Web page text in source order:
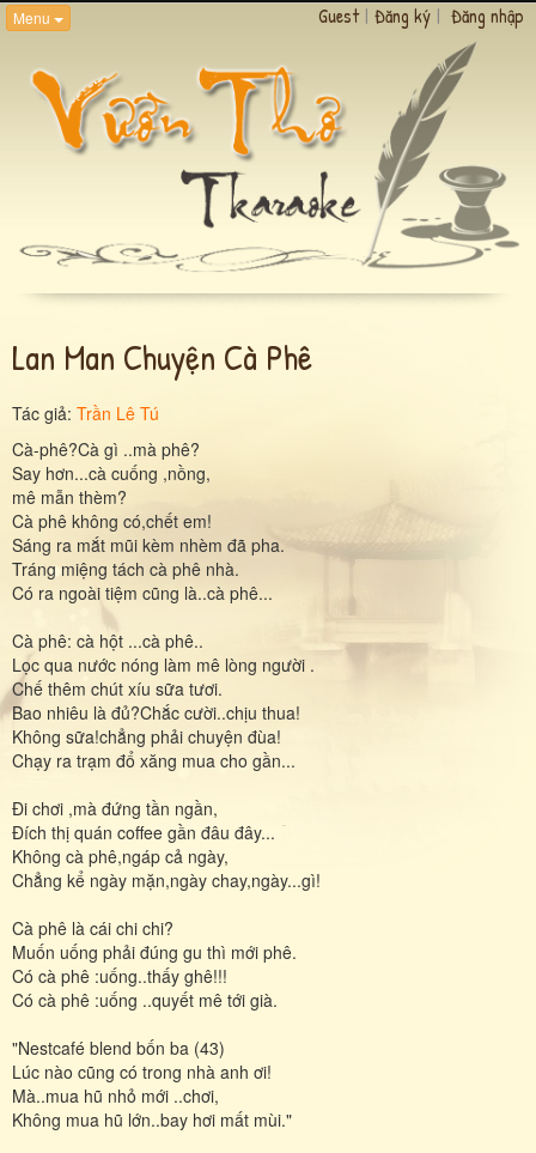
Menu Guest | Đăng ký | Đăng nhập
Lan Man Chuyện Cà Phê
Tác giả: Trần Lê Tú
Cà-phê?Cà gì ..mà phê?
Say hơn...cà cuống ,nồng,
mê mẫn thèm?
Cà phê không có,chết em!
Sáng ra mắt mũi kèm nhèm đã pha.
Tráng miệng tách cà phê nhà.
Có ra ngoài tiệm cũng là..cà phê...
Cà phê: cà hột ...cà phê..
Lọc qua nước nóng làm mê lòng người .
Chế thêm chút xíu sữa tươi.
Bao nhiêu là đủ?Chắc cười..chịu thua!
Không sữa!chẳng phải chuyện đùa!
Chạy ra trạm đổ xăng mua cho gần...
Đi chơi ,mà đứng tần ngần,
Đích thị quán coffee gần đâu đây...
Không cà phê,ngáp cả ngày,
Chẳng kể ngày mặn,ngày chay,ngày...gì!
Cà phê là cái chi chi?
Muốn uống phải đúng gu thì mới phê.
Có cà phê :uống..thấy ghê!!!
Có cà phê :uống ..quyết mê tới già.
"Nestcafé blend bốn ba (43)
Lúc nào cũng có trong nhà anh ơi!
Mà..mua hũ nhỏ mới ..chơi,
Không mua hũ lớn..bay hơi mất mùi."